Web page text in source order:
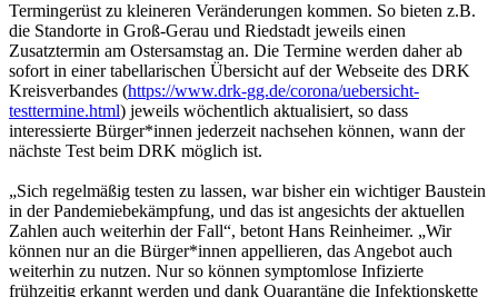
Termingerüst zu kleineren Veränderungen kommen. So bieten z.B.
die Standorte in Groß-Gerau und Riedstadt jeweils einen
Zusatztermin am Ostersamstag an. Die Termine werden daher ab
sofort in einer tabellarischen Übersicht auf der Webseite des DRK
Kreisverbandes (https://www.drk-gg.de/corona/uebersicht-
testtermine.html) jeweils wöchentlich aktualisiert, so dass
interessierte Bürger*innen jederzeit nachsehen können, wann der
nächste Test beim DRK möglich ist.
„Sich regelmäßig testen zu lassen, war bisher ein wichtiger Baustein
in der Pandemiebekämpfung, und das ist angesichts der aktuellen
Zahlen auch weiterhin der Fall“, betont Hans Reinheimer. „Wir
können nur an die Bürger*innen appellieren, das Angebot auch
weiterhin zu nutzen. Nur so können symptomlose Infizierte
frühzeitig erkannt werden und dank Quarantäne die Infektionskette